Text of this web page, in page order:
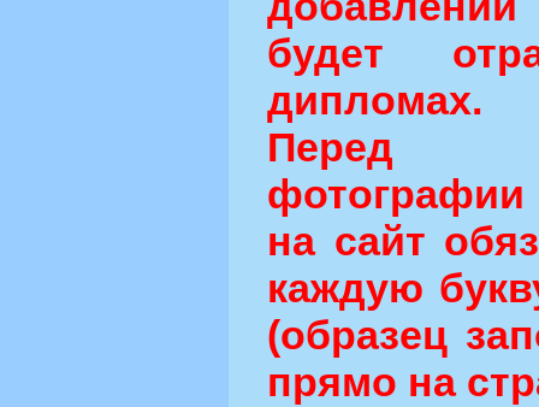
будет
дипломах.
Перед
фотографии
на сайт
каждую
(образец
прямо на